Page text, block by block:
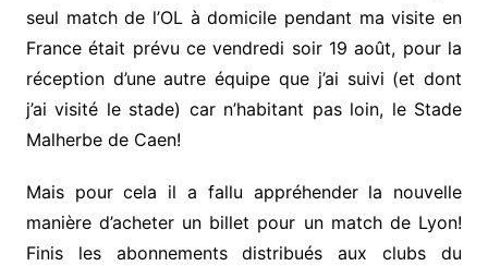
seul match de l’OL à domicile pendant ma visite en
France était prévu ce vendredi soir 19 août, pour la
réception d’une autre équipe que j’ai suivi (et dont
j’ai visité le stade) car n’habitant pas loin, le Stade
Malherbe de Caen!
Mais pour cela il a fallu appréhender la nouvelle
manière d’acheter un billet pour un match de Lyon!
Finis les abonnements distribués aux clubs du